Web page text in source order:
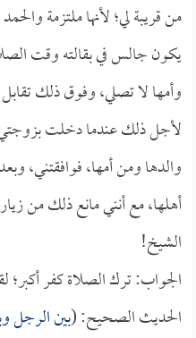
من قريبة لي؛ لأنها ملتزمة
يكون جالس في بقالته وقت
وأمها لا تصلي، وفوق ذلك
لأجل ذلك عندما دخلت بزوجتي
والدها ومن أمها، فوافقتني،
أهلها، مع أنني مانع ذلك من
الشيخ!
الجواب: ترك الصلاة كفر أكبر؛
الحديث الصحيح: (بين الرجل